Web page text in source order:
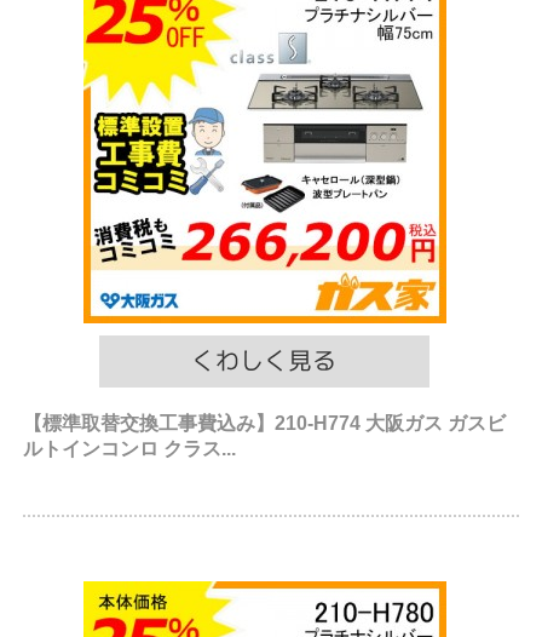
【標準取替交換工事費込み】210-H774 大阪ガス ガスビ
ルトインコンロ クラス...